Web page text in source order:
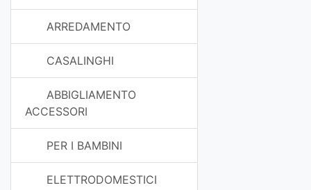
ARREDAMENTO
CASALINGHI
ABBIGLIAMENTO
ACCESSORI
PER I BAMBINI
ELETTRODOMESTICI